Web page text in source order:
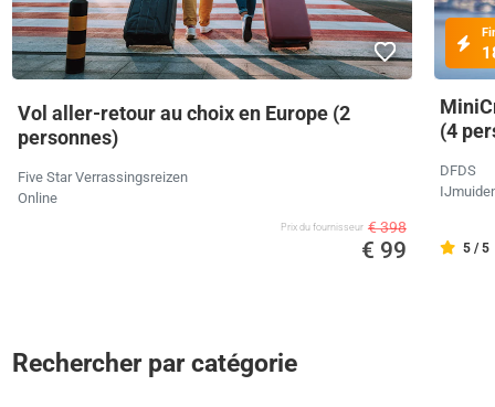
Vol aller-retour au choix en Europe (2
personnes)
Five Star Verrassingsreizen
Online
Prix ​​du fournisseur € 398
€ 99
(4
DFDS
5 / 5
Rechercher par catégorie